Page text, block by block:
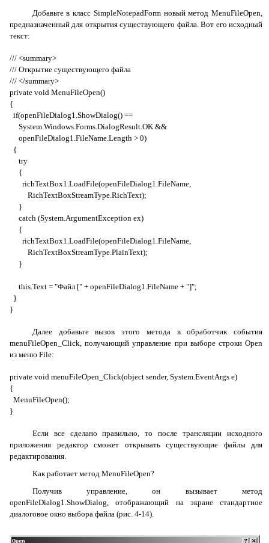
Добавьте в класс SimpleNotepadFormновый метод MenuFileOpen
предназначенный для открытия существующего файла. Вот его исходный
текст:
/// <summary>
/// Открытие существующего файла
/// </summary>
private void MenuFileOpen()
{
if(openFileDialog1. ShowDialog() ==
System Windows Forms DialogResult OK &&
openFileDialog1. FileName Length > 0)
{
try
{
richTextBox1. LoadFile(openFileDialog1. FileName
RichTextBoxStreamType RichText);
}
catch (System ArgumentException ex)
{
richTextBox1. LoadFile(openFileDialog1. FileName
RichTextBoxStreamType PlainText);
}
this.Text = "Файл [" + openFileDialog1.FileName + "]";
}
}
Далее добавьте вызов этого метода в обработчик события
menuFileOpen_Click , получающий управление при выборе строки Open
из меню File:
private void menuFileOpen_Click(object sender, System.EventArgs e)
{
MenuFileOpen();
}
Если все сделано правильно, то после трансляции исходного
приложения редактор сможет открывать существующие файлы для
редактирования.
Как работает метод MenuFileOpen?
Получив управление, он вызывает метод
openFileDialog1.ShowDialog , отображающий на экране стандартное
диалоговое окно выбора файла (рис. 4-14).